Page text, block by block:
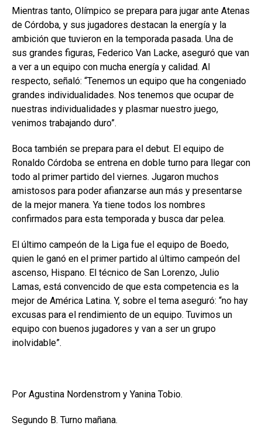
Mientras tanto, Olímpico se prepara para jugar ante Atenas
de Córdoba, y sus jugadores destacan la energía y la
ambición que tuvieron en la temporada pasada. Una de
sus grandes figuras, Federico Van Lacke, aseguró que van
a ver a un equipo con mucha energía y calidad. Al
respecto, señaló: “Tenemos un equipo que ha congeniado
grandes individualidades. Nos tenemos que ocupar de
nuestras individualidades y plasmar nuestro juego,
venimos trabajando duro”.
Boca también se prepara para el debut. El equipo de
Ronaldo Córdoba se entrena en doble turno para llegar con
todo al primer partido del viernes. Jugaron muchos
amistosos para poder afianzarse aun más y presentarse
de la mejor manera. Ya tiene todos los nombres
confirmados para esta temporada y busca dar pelea.
El último campeón de la Liga fue el equipo de Boedo,
quien le ganó en el primer partido al último campeón del
ascenso, Hispano. El técnico de San Lorenzo, Julio
Lamas, está convencido de que esta competencia es la
mejor de América Latina. Y, sobre el tema aseguró: “no hay
excusas para el rendimiento de un equipo. Tuvimos un
equipo con buenos jugadores y van a ser un grupo
inolvidable”.
Por Agustina Nordenstrom y Yanina Tobio.
Segundo B. Turno mañana.